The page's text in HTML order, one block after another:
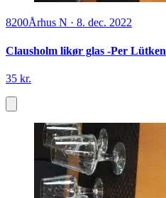
8200Århus N · 8. dec. 2022
Clausholm likør glas -Per Lütken
35 kr.